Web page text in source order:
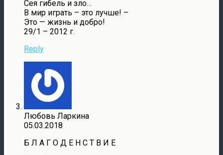
Сея гибель и зло…
В мир играть – это лучше! –
Это — жизнь и добро!
29/1 – 2012 г.
Reply
Любовь Ларкина
05.03.2018
Б Л А Г О Д Е Н С Т В И Е